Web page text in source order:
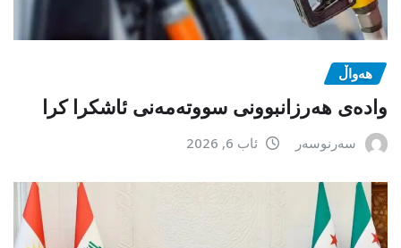
هەواڵ
وادەی هەرزانبوونی سووتەمەنی ئاشکرا کرا
سەرنوسەر ئاب 6, 2026